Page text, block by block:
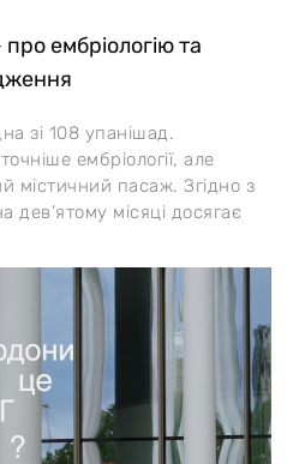
ембріологію та
зі 108 упанішад.
ембріології, але
містичний пасаж. Згідно з
дев’ятому місяці досягає